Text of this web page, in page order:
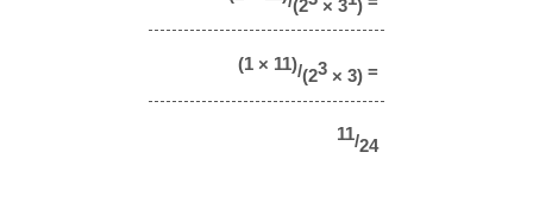
(2 × 3 )
(1 × 11)/(23 × 3) =
11/24